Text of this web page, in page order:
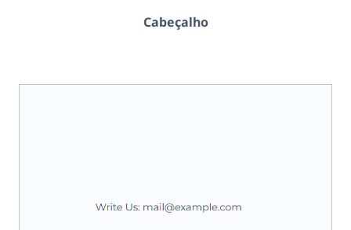
Cabeçalho